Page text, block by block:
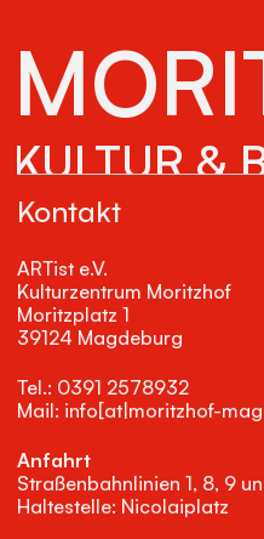
Kontakt
ARTist e.V.
Kulturzentrum Moritzhof
Moritzplatz 1
39124 Magdeburg
Tel.: 0391 2578932
Mail: info[at|moritzhof-
Anfahrt
Straßenbahnlinien 1, 8, 9
Haltestelle: Nicolaiplatz
KULTUR &